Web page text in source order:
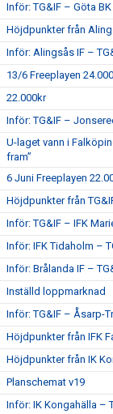
Inför: TG&IF – Göta BK
Höjdpunkter från
Inför: Alingsås IF –
13/6 Freeplayen
22.000kr
Inför: TG&IF –
U-laget vann i
fram”
6 Juni Freeplayen
Höjdpunkter från
Inför: TG&IF – IFK
Inför: IFK Tidaholm –
Inför: Brålanda IF –
Inställd loppmarknad
Inför: TG&IF – Åsarp-
Höjdpunkter från IFK
Höjdpunkter från IK
Planschemat v19
Inför: IK Kongahälla –